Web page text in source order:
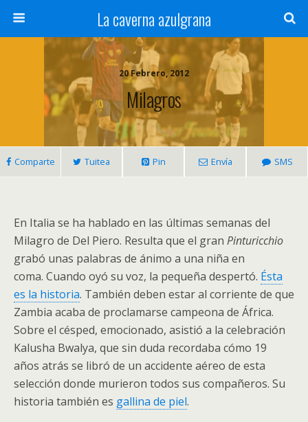
La caverna azulgrana
20 Febrero, 2012
Milagros
Comparte Tuitea Pin Envía SMS
En Italia se ha hablado en las últimas semanas del
Milagro de Del Piero. Resulta que el gran Pinturicchio
grabó unas palabras de ánimo a una niña en
coma. Cuando oyó su voz, la pequeña despertó. Ésta
es la historia. También deben estar al corriente de que
Zambia acaba de proclamarse campeona de África.
Sobre el césped, emocionado, asistió a la celebración
Kalusha Bwalya, que sin duda recordaba cómo 19
años atrás se libró de un accidente aéreo de esta
selección donde murieron todos sus compañeros. Su
historia también es gallina de piel.